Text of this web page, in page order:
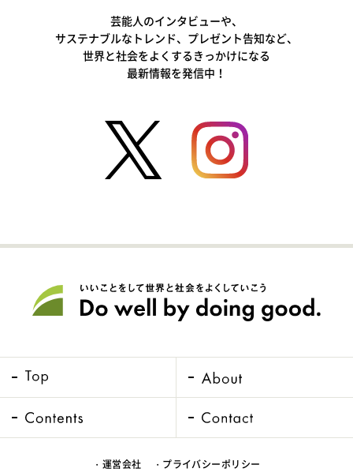
芸能人のインタビューや、
サステナブルなトレンド、プレゼント告知など、
世界と社会をよくするきっかけになる
最新情報を発信中！
・運営会社 ・プライバシーポリシー